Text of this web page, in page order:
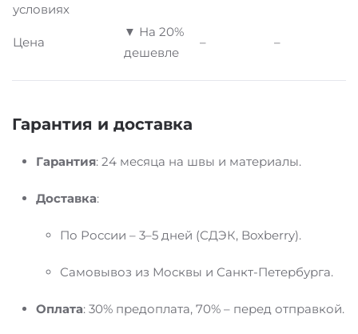
условиях
Цена
▼ На 20%
дешевле
– –
Гарантия и доставка
Гарантия: 24 месяца на швы и материалы.
Доставка:
По России – 3–5 дней (СДЭК, Boxberry).
Самовывоз из Москвы и Санкт-Петербурга.
Оплата: 30% предоплата, 70% – перед отправкой.